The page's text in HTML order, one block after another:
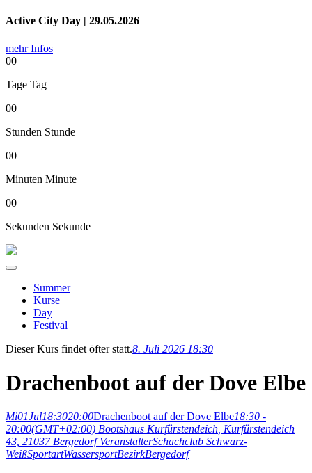
Active City Day | 29.05.2026
mehr Infos
00
Tage Tag
00
Stunden Stunde
00
Minuten Minute
00
Sekunden Sekunde
Summer
Kurse
Day
Festival
Dieser Kurs findet öfter statt.8. Juli 2026 18:30
Drachenboot auf der Dove Elbe
Mi01Jul18:3020:00Drachenboot auf der Dove Elbe18:30 -
20:00(GMT+02:00) Bootshaus Kurfürstendeich, Kurfürstendeich
43, 21037 Bergedorf VeranstalterSchachclub Schwarz-
WeißSportartWassersportBezirkBergedorf